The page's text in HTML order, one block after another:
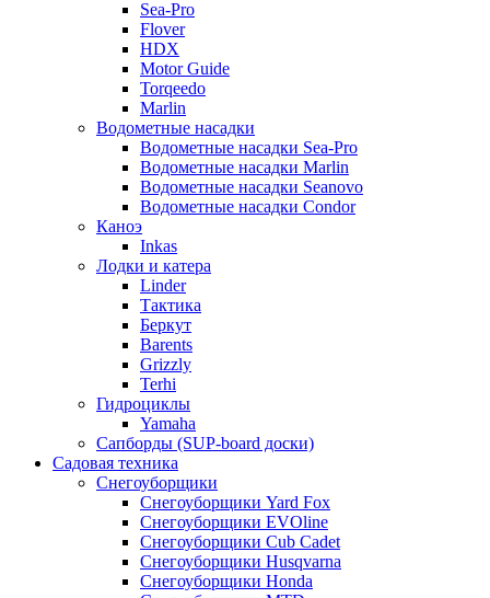
Sea-Pro
Flover
HDX
Motor Guide
Torqeedo
Marlin
Водометные насадки
Водометные насадки Sea-Pro
Водометные насадки Marlin
Водометные насадки Seanovo
Водометные насадки Condor
Каноэ
Inkas
Лодки и катера
Linder
Тактика
Беркут
Barents
Grizzly
Terhi
Гидроциклы
Yamaha
Сапборды (SUP-board доски)
Садовая техника
Снегоуборщики
Снегоуборщики Yard Fox
Снегоуборщики EVOline
Снегоуборщики Cub Cadet
Снегоуборщики Husqvarna
Снегоуборщики Honda